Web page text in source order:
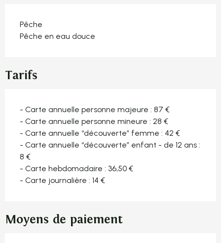
Pêche
Pêche en eau douce
Tarifs
- Carte annuelle personne majeure : 87 €
- Carte annuelle personne mineure : 28 €
- Carte annuelle “découverte” femme : 42 €
- Carte annuelle “découverte” enfant - de 12 ans :
8 €
- Carte hebdomadaire : 36,50 €
- Carte journalière : 14 €
Moyens de paiement